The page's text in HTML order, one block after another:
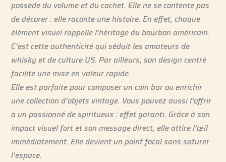
possède du volume et du cachet. Elle ne se contente pas
de décorer : elle raconte une histoire. En effet, chaque
élément visuel rappelle l’héritage du bourbon américain.
C’est cette authenticité qui séduit les amateurs de
whisky et de culture US. Par ailleurs, son design centré
facilite une mise en valeur rapide.
Elle est parfaite pour composer un coin bar ou enrichir
une collection d’objets vintage. Vous pouvez aussi l’offrir
à un passionné de spiritueux : effet garanti. Grâce à son
impact visuel fort et son message direct, elle attire l’œil
immédiatement. Elle devient un point focal sans saturer
l’espace.